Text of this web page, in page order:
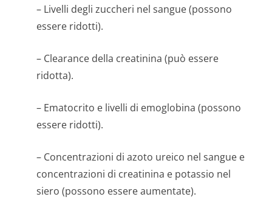
– Livelli degli zuccheri nel sangue (possono
essere ridotti).
– Clearance della creatinina (può essere
ridotta).
– Ematocrito e livelli di emoglobina (possono
essere ridotti).
– Concentrazioni di azoto ureico nel sangue e
concentrazioni di creatinina e potassio nel
siero (possono essere aumentate).